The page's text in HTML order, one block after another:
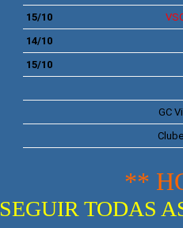
15/10
14/10
15/10
GC
**
SEGUIR TODAS